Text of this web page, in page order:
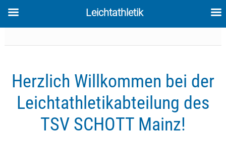
Skip
Herzlich Willkommen bei der
Leichtathletikabteilung des
TSV SCHOTT Mainz!
Leichtathletik